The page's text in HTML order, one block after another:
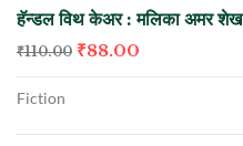
हॅन्डल विथ केअर : मलिका अमर शेख
₹110.00 ₹88.00
Fiction